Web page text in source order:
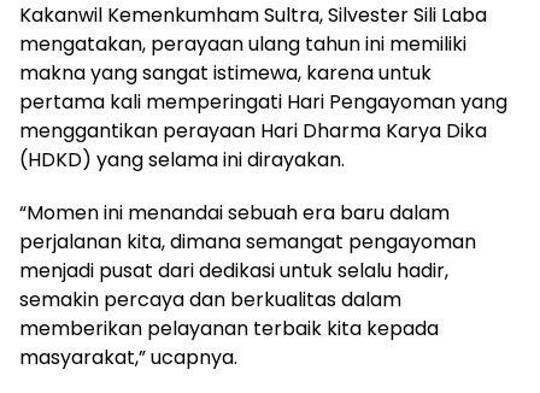
Kakanwil Kemenkumham Sultra, Silvester Sili Laba
mengatakan, perayaan ulang tahun ini memiliki
makna yang sangat istimewa, karena untuk
pertama kali memperingati Hari Pengayoman yang
menggantikan perayaan Hari Dharma Karya Dika
(HDKD) yang selama ini dirayakan.
“Momen ini menandai sebuah era baru dalam
perjalanan kita, dimana semangat pengayoman
menjadi pusat dari dedikasi untuk selalu hadir,
semakin percaya dan berkualitas dalam
memberikan pelayanan terbaik kita kepada
masyarakat,” ucapnya.